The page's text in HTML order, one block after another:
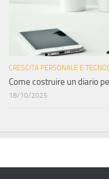
CRESCITA PERSONALE E
Come costruire un diario
18/10/2025